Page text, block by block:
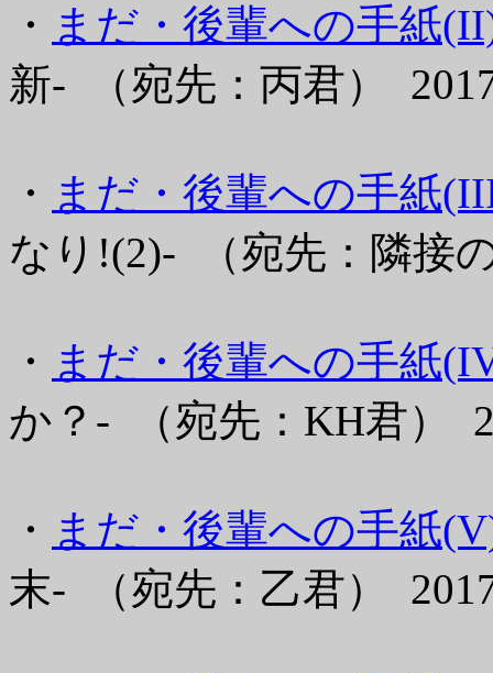
・ まだ・後輩への手紙
新- （宛先：丙君）
・ まだ・後輩への手紙
なり!(2)- （宛先：隣接
・ まだ・後輩への手紙
か？- （宛先：KH君）
・ まだ・後輩への手紙
末- （宛先：乙君）